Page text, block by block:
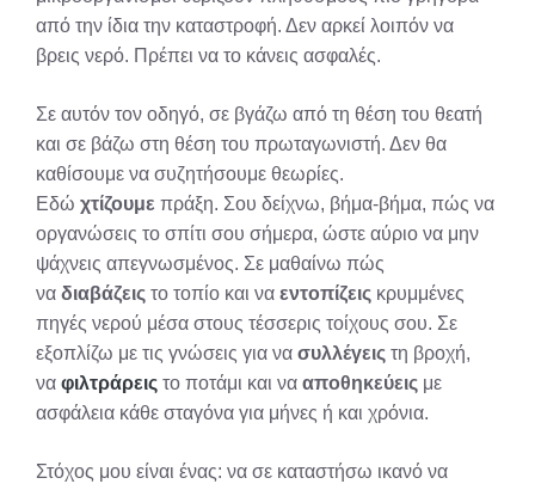
από την ίδια την καταστροφή. Δεν αρκεί λοιπόν να
βρεις νερό. Πρέπει να το κάνεις ασφαλές.
Σε αυτόν τον οδηγό, σε βγάζω από τη θέση του θεατή
και σε βάζω στη θέση του πρωταγωνιστή. Δεν θα
καθίσουμε να συζητήσουμε θεωρίες.
Εδώ χτίζουμε πράξη. Σου δείχνω, βήμα-βήμα, πώς να
οργανώσεις το σπίτι σου σήμερα, ώστε αύριο να μην
ψάχνεις απεγνωσμένος. Σε μαθαίνω πώς
να διαβάζεις το τοπίο και να εντοπίζεις κρυμμένες
πηγές νερού μέσα στους τέσσερις τοίχους σου. Σε
εξοπλίζω με τις γνώσεις για να συλλέγεις τη βροχή,
να φιλτράρεις το ποτάμι και να αποθηκεύεις με
ασφάλεια κάθε σταγόνα για μήνες ή και χρόνια.
Στόχος μου είναι ένας: να σε καταστήσω ικανό να